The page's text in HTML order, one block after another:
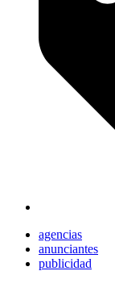
agencias
anunciantes
publicidad